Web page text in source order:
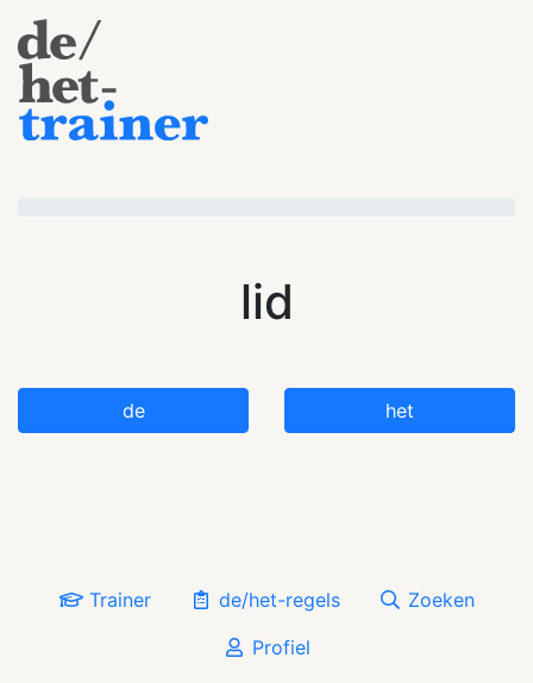
lid
de het
Trainer de/het-regels
Zoeken
Profiel